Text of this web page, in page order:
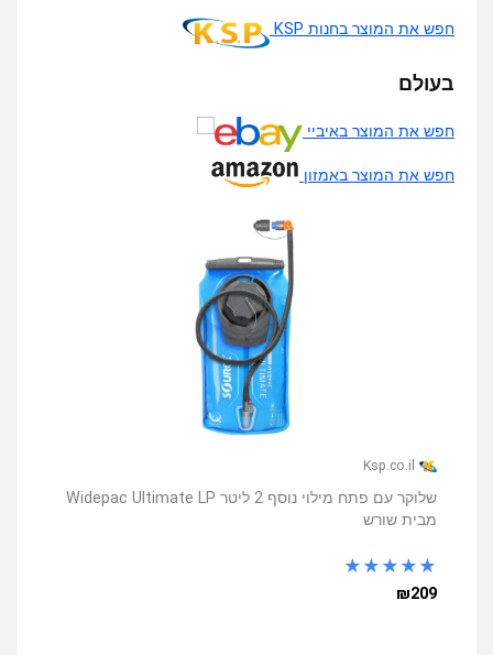
חפש את המוצר בחנות KSP
בעולם
חפש את המוצר באיביי
חפש את המוצר באמזון
Ksp.co.il
שלוקר עם פתח מילוי נוסף 2 ליטר Widepac Ultimate LP
מבית שורש
★
★
★
★
★
₪209